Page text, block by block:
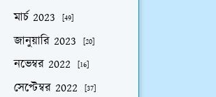
মার্চ 2023 [49]
জানুয়ারি 2023 [20]
নভেম্বর 2022 [16]
সেপ্টেম্বর 2022 [37]